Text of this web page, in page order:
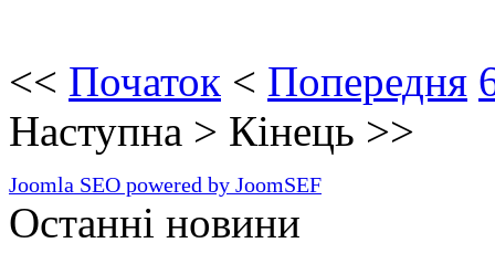
<< Початок < Попередня
Наступна > Кінець >>
Joomla SEO powered by JoomSEF
Останні новини